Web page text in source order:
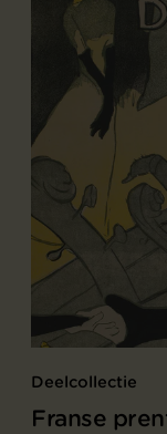
Deelcollectie
Franse